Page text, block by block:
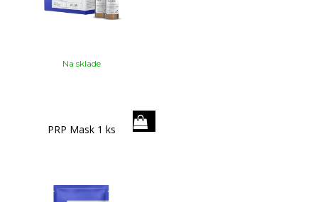
Na sklade
PRP Mask 1 ks